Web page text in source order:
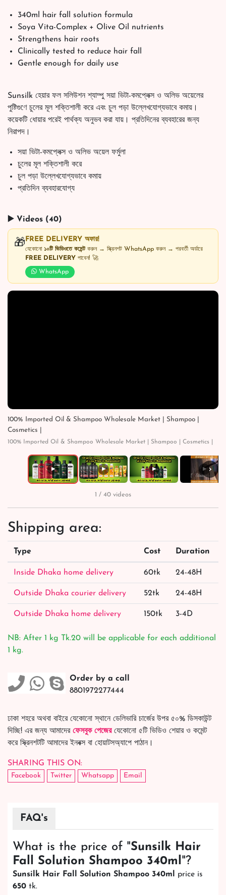
340ml hair fall solution formula
Soya Vita-Complex + Olive Oil nutrients
Strengthens hair roots
Clinically tested to reduce hair fall
Gentle enough for daily use
Sunsilk হেয়ার ফল সলিউশন শ্যাম্পু সয়া ভিটা-কমপ্লেক্স ও অলিভ অয়েলের
পুষ্টিগুণে চুলের মূল শক্তিশালী করে এবং চুল পড়া উল্লেখযোগ্যভাবে কমায়।
কয়েকটি ধোয়ার পরেই পার্থক্য অনুভব করা যায়। প্রতিদিনের ব্যবহারের জন্য
নিরাপদ।
সয়া ভিটা-কমপ্লেক্স ও অলিভ অয়েল ফর্মুলা
চুলের মূল শক্তিশালী করে
চুল পড়া উল্লেখযোগ্যভাবে কমায়
প্রতিদিন ব্যবহারযোগ্য
▶️ Videos (40)
🎁 FREE DELIVERY অফার!
যেকোনো ১০টি ভিডিওতে কমেন্টকরুন → স্ক্রিনশট WhatsApp করুন → পরবর্তী অর্ডারে
FREE DELIVERY পাবেন! 🚀
WhatsApp
100% Imported Oil & Shampoo Wholesale Market | Shampoo |
Cosmetics |
100% Imported Oil & Shampoo Wholesale Market | Shampoo | Cosmetics |
▶ ▶ ▶ ▶ ›
1 / 40 videos
Shipping area:
Type Cost Duration
Inside Dhaka home delivery 60tk 24-48H
Outside Dhaka courier delivery 52tk 24-48H
Outside Dhaka home delivery 150tk 3-4D
NB: After 1 kg Tk.20 will be applicable for each additional
1 kg.
Order by a call
8801972277444
ঢাকা শহরে অথবা বাইরে যেকোনো স্থানে ডেলিভারি চার্জের উপর ৫০% ডিসকাউন্ট
দিচ্ছি! এর জন্য আমাদের ফেসবুক পেজেরযেকোনো ৫টি ভিডিও শেয়ার ও কমেন্ট
করে স্ক্রিনশটটি আমাদের ইনবক্স বা হোয়াটসঅ্যাপে পাঠান।
SHARING THIS ON:
Facebook Twitter Whatsapp Email
FAQ's
What is the price of "Sunsilk Hair
Fall Solution Shampoo 340ml "?
Sunsilk Hair Fall Solution Shampoo 340ml
price is
650 tk.